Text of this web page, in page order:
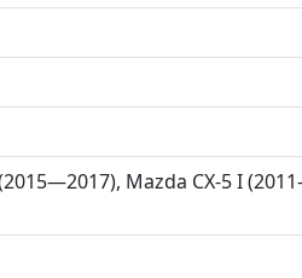
Mazda CX-5 I